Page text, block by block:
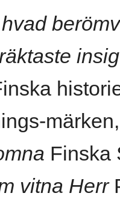
Finska
vitna Herr